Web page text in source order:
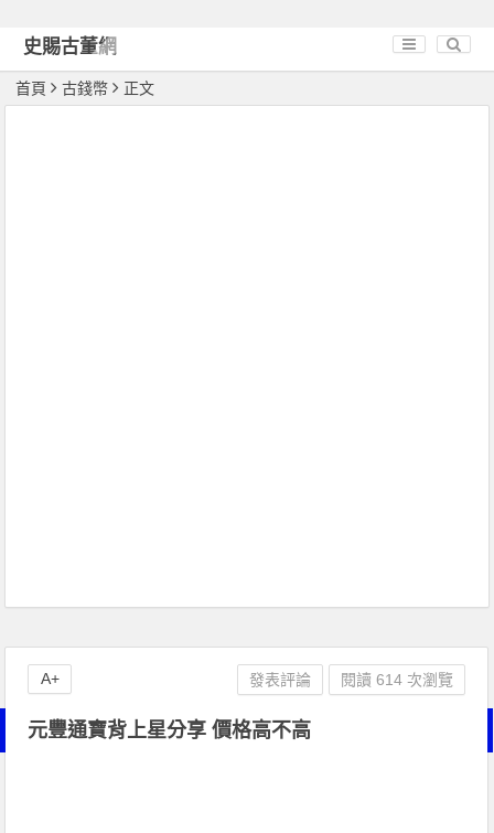
史賜古董網
首頁 古錢幣 正文
元豐通寶背上星分享 價格高不高
發表評論 閱讀 614 次瀏覽
A+